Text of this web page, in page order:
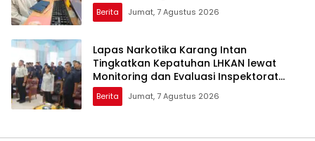
Berita Jumat, 7 Agustus 2026
Lapas Narkotika Karang Intan
Tingkatkan Kepatuhan LHKAN lewat
Monitoring dan Evaluasi Inspektorat
Jenderal
Berita Jumat, 7 Agustus 2026